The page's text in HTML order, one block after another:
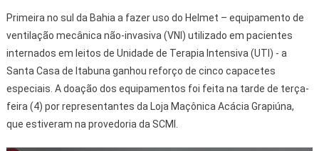
Primeira no sul da Bahia a fazer uso do Helmet – equipamento de
ventilação mecânica não-invasiva (VNI) utilizado em pacientes
internados em leitos de Unidade de Terapia Intensiva (UTI) - a
Santa Casa de Itabuna ganhou reforço de cinco capacetes
especiais. A doação dos equipamentos foi feita na tarde de terça-
feira (4) por representantes da Loja Maçônica Acácia Grapiúna,
que estiveram na provedoria da SCMI.